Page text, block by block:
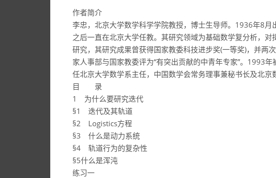
作者简介
李忠，北京大学数学科学学院教授，博士生导师。1936年8月
之后一直在北京大学任教。其研究领域为基础数学复分析，
研究，其研究成果曾获得国家教委科技进步奖(一等奖)，并两
家人事部与国家教委评为“有突出贡献的中青年专家”。1993
任北京大学数学系主任，中国数学会常务理事兼秘书长及北京
目 录
1 为什么要研究迭代
§1 迭代及其轨道
§2 Logistics方程
§3 什么是动力系统
§4 轨道行为的复杂性
§5什么是浑沌
练习一